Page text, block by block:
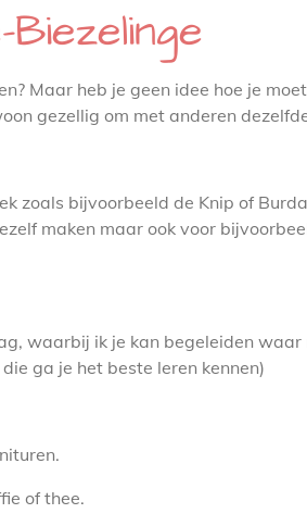
Biezelinge
Maar heb je geen idee hoe je
gezellig om met anderen
zoals bijvoorbeeld de Knip of
maken maar ook voor
waarbij ik je kan begeleiden
ga je het beste leren kennen)
of thee.